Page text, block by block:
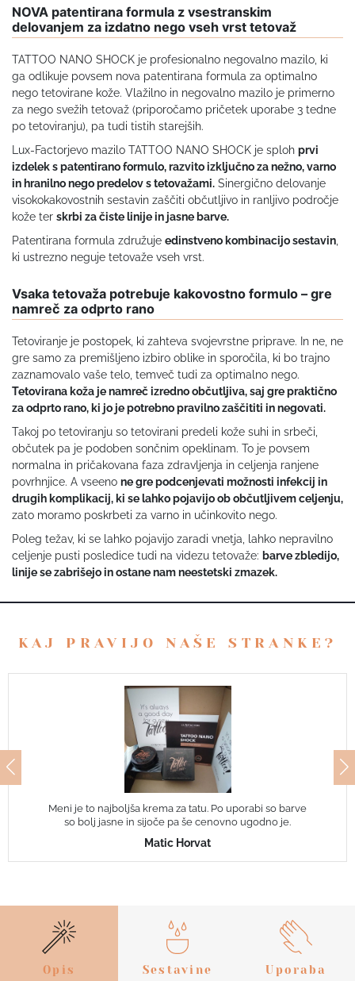
NOVA patentirana formula z vsestranskim
delovanjem za izdatno nego vseh vrst tetovaž
TATTOO NANO SHOCK je profesionalno negovalno mazilo, ki
ga odlikuje povsem nova patentirana formula za optimalno
nego tetovirane kože. Vlažilno in negovalno mazilo je primerno
za nego svežih tetovaž (priporočamo pričetek uporabe 3 tedne
po tetoviranju), pa tudi tistih starejših.
Lux-Factorjevo mazilo TATTOO NANO SHOCK je sploh prvi
izdelek s patentirano formulo, razvito izključno za nežno, varno
in hranilno nego predelov s tetovažami. Sinergično delovanje
visokokakovostnih sestavin zaščiti občutljivo in ranljivo področje
kože ter skrbi za čiste linije in jasne barve.
Patentirana formula združuje edinstveno kombinacijo sestavin
ki ustrezno neguje tetovaže vseh vrst.
Vsaka tetovaža potrebuje kakovostno formulo – gre
namreč za odprto rano
Tetoviranje je postopek, ki zahteva svojevrstne priprave. In ne, ne
gre samo za premišljeno izbiro oblike in sporočila, ki bo trajno
zaznamovalo vaše telo, temveč tudi za optimalno nego.
Tetovirana koža je namreč izredno občutljiva, saj gre praktično
za odprto rano, ki jo je potrebno pravilno zaščititi in negovati.
Takoj po tetoviranju so tetovirani predeli kože suhi in srbeči,
občutek pa je podoben sončnim opeklinam. To je povsem
normalna in pričakovana faza zdravljenja in celjenja ranjene
povrhnjice. A vseeno ne gre podcenjevati možnosti infekcij in
drugih komplikacij, ki se lahko pojavijo ob občutljivem celjenju,
zato moramo poskrbeti za varno in učinkovito nego.
Poleg težav, ki se lahko pojavijo zaradi vnetja, lahko nepravilno
celjenje pusti posledice tudi na videzu tetovaže: barve zbledijo,
linije se zabrišejo in ostane nam neestetski zmazek.
KAJ PRAVIJO NAŠE STRANKE?
Meni je to najboljša krema za tatu. Po uporabi so barve
so bolj jasne in sijoče pa še cenovno ugodno je.
Matic Horvat
Opis Sestavine Uporaba